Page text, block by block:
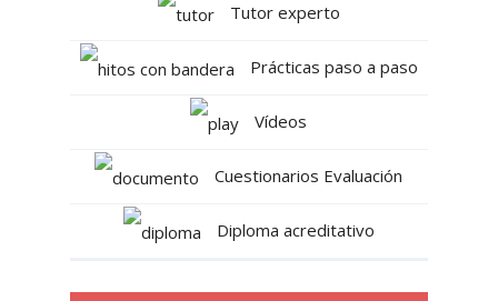
Tutor experto
Prácticas paso a paso
Vídeos
Cuestionarios Evaluación
Diploma acreditativo